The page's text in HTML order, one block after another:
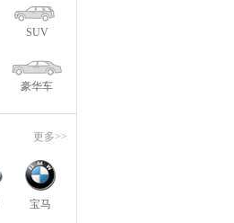
SUV
豪华车
更多>>
宝马